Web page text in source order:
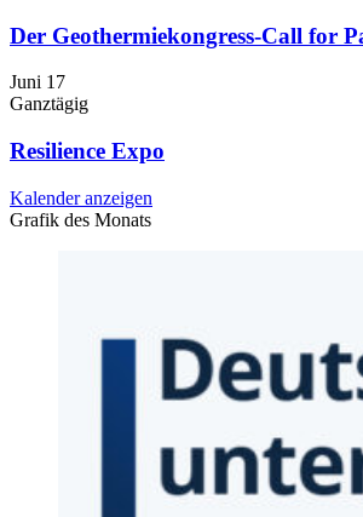
Der Geothermiekongress-Call for
Juni 17
Ganztägig
Resilience Expo
Kalender anzeigen
Grafik des Monats